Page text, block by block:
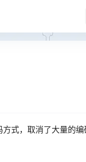
式，取消了大量的编